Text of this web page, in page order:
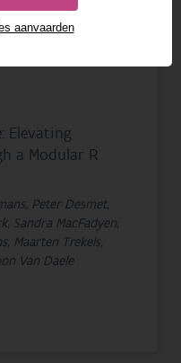
aanvaarden
Elevating
a Modular R
Peter Desmet,
Sandra MacFadyen,
Maarten Trekels,
Van Daele